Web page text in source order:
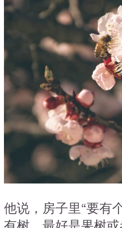
他说，房子里“要有